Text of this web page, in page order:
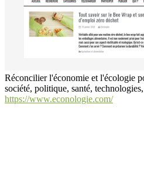
Réconcilier l'économie et l'écologie
société, politique, santé,
https://www.econologie.com/